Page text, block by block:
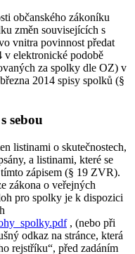
občanského zákoníku
změn souvisejících s
vnitra povinnost předat
v elektronické podobě
za spolky dle OZ) v
2014 spisy spolků (§
sebou
listinami o skutečnostech,
a listinami, které se
zápisem (§ 19 ZVR).
zákona o veřejných
pro spolky je k dispozici
, (nebo při
odkaz na stránce, která
rejstříku“, před zadáním